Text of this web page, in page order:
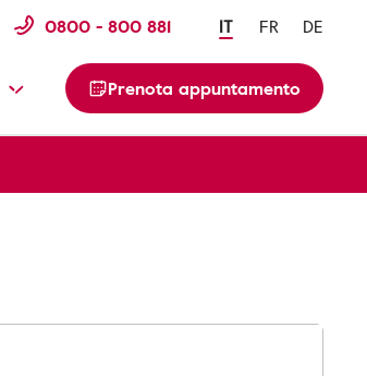
0800 - 800 881 IT FR DE
Prenota appuntamento